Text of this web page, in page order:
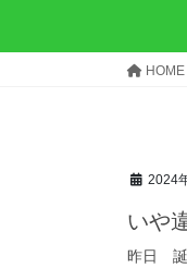
HOME
2024
いや
昨日 誕